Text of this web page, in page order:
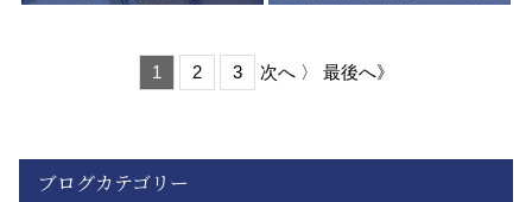
ブログカテゴリー
1 2 3 次へ 〉 最後へ》